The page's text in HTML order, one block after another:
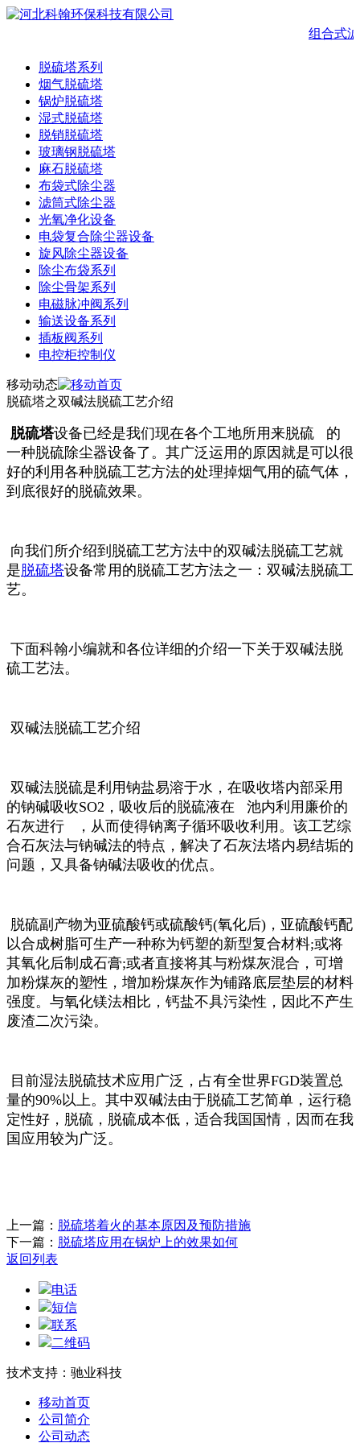
组合式
脱硫塔系列
烟气脱硫塔
锅炉脱硫塔
湿式脱硫塔
脱销脱硫塔
玻璃钢脱硫塔
麻石脱硫塔
布袋式除尘器
滤筒式除尘器
光氧净化设备
电袋复合除尘器设备
旋风除尘器设备
除尘布袋系列
除尘骨架系列
电磁脉冲阀系列
输送设备系列
插板阀系列
电控柜控制仪
移动动态
脱硫塔之双碱法脱硫工艺介绍
脱硫塔设备已经是我们现在各个工地所用来脱硫 的
一种脱硫除尘器设备了。其广泛运用的原因就是可以很
好的利用各种脱硫工艺方法的处理掉烟气用的硫气体，
到底很好的脱硫效果。
向我们所介绍到脱硫工艺方法中的双碱法脱硫工艺就
是脱硫塔设备常用的脱硫工艺方法之一：双碱法脱硫工
艺。
下面科翰小编就和各位详细的介绍一下关于双碱法脱
硫工艺法。
双碱法脱硫工艺介绍
双碱法脱硫是利用钠盐易溶于水，在吸收塔内部采用
的钠碱吸收SO2，吸收后的脱硫液在 池内利用廉价的
石灰进行 ，从而使得钠离子循环吸收利用。该工艺综
合石灰法与钠碱法的特点，解决了石灰法塔内易结垢的
问题，又具备钠碱法吸收的优点。
脱硫副产物为亚硫酸钙或硫酸钙(氧化后)，亚硫酸钙配
以合成树脂可生产一种称为钙塑的新型复合材料;或将
其氧化后制成石膏;或者直接将其与粉煤灰混合，可增
加粉煤灰的塑性，增加粉煤灰作为铺路底层垫层的材料
强度。与氧化镁法相比，钙盐不具污染性，因此不产生
废渣二次污染。
目前湿法脱硫技术应用广泛，占有全世界FGD装置总
量的90%以上。其中双碱法由于脱硫工艺简单，运行稳
定性好，脱硫，脱硫成本低，适合我国国情，因而在我
国应用较为广泛。
上一篇： 脱硫塔着火的基本原因及预防措施
下一篇： 脱硫塔应用在锅炉上的效果如何
返回列表
电话
短信
联系
二维码
技术支持：驰业科技
移动首页
公司简介
公司动态